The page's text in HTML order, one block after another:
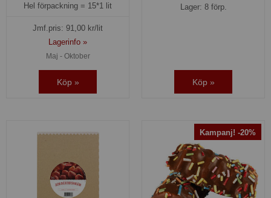
Hel förpackning = 15*1 lit
Jmf.pris: 91,00 kr/lit
Lagerinfo »
Maj - Oktober
Köp »
Lager: 8 förp.
Köp »
Kampanj! -20%